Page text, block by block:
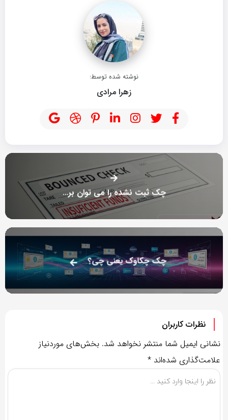
نوشته شده توسط:
زهرا مرادی
چک ثبت نشده را می توان برگشت زد؟
چک چکاوک یعنی چی؟
نظرات کاربران
نشانی ایمیل شما منتشر نخواهد شد. بخش‌های موردنیاز
علامت‌گذاری شده‌اند *